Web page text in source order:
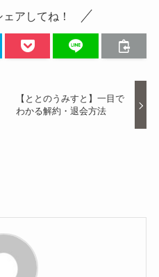
アしてね！
【ととのうみすと】一目で
わかる解約・退会方法